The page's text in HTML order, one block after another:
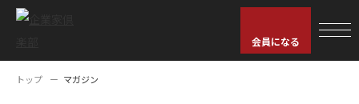
会員になる
トップ マガジン